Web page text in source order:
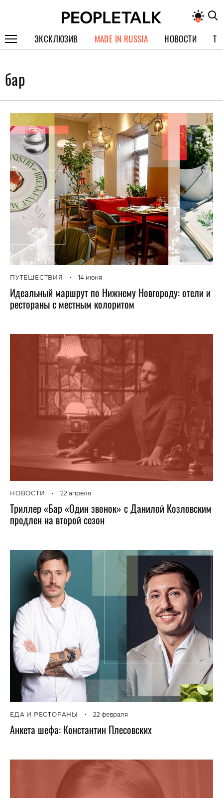
ЭКСКЛЮЗИВ
ИНТЕРВЬЮ
ПОКОЛЕНИЕ
MADE IN RUSSIA НОВОСТИ
бар
ПУТЕШЕСТВИЯ • 14 июня
Идеальный маршрут по Нижнему Новгороду: отели и
рестораны с местным колоритом
НОВОСТИ • 22 апреля
Триллер «Бар «Один звонок» с Данилой Козловским
продлен на второй сезон
ЕДА И РЕСТОРАНЫ • 22 февраля
Анкета шефа: Константин Плесовских